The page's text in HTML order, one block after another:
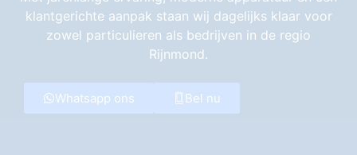
klantgerichte aanpak staan wij dagelijks klaar voor
zowel particulieren als bedrijven in de regio
Rijnmond.
Whatsapp ons Bel nu